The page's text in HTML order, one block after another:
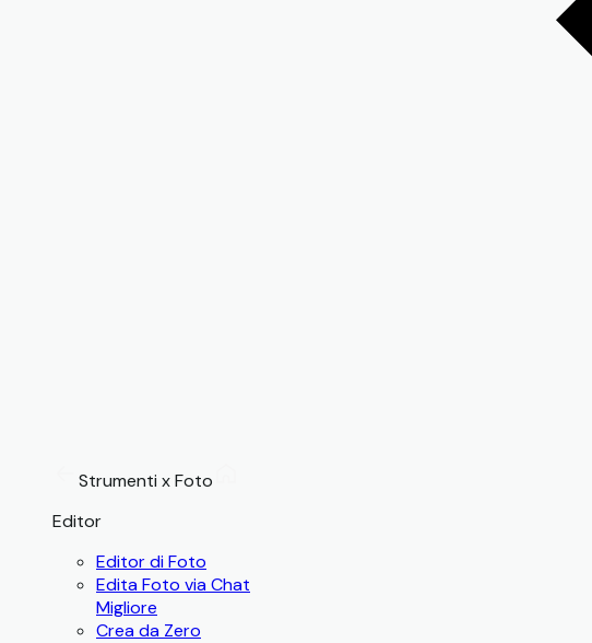
Strumenti x Foto
Editor
Editor di Foto
Edita Foto via Chat
Migliore
Crea da Zero